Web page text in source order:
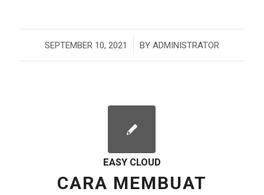
SEPTEMBER 10, 2021
/ BY ADMINISTRATOR
EASY CLOUD
CARA MEMBUAT